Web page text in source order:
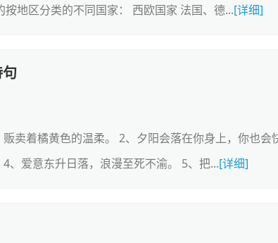
地区分类的不同国家： 西欧国家 法国、德...[详细]
卖着橘黄色的温柔。 2、夕阳会落在你身上，你也会
、爱意东升日落，浪漫至死不渝。 5、把...[详细]